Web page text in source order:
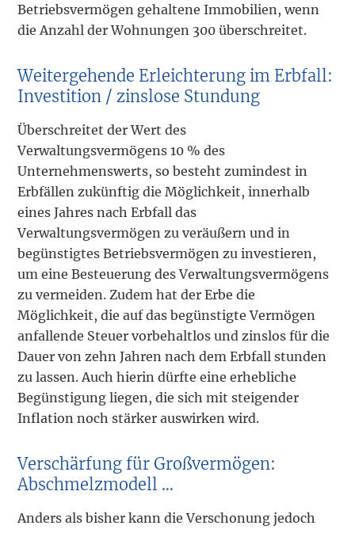
Betriebsvermögen gehaltene Immobilien, wenn
die Anzahl der Wohnungen 300 überschreitet.
Weitergehende Erleichterung im Erbfall:
Investition / zinslose Stundung
Überschreitet der Wert des
Verwaltungsvermögens 10 % des
Unternehmenswerts, so besteht zumindest in
Erbfällen zukünftig die Möglichkeit, innerhalb
eines Jahres nach Erbfall das
Verwaltungsvermögen zu veräußern und in
begünstigtes Betriebsvermögen zu investieren,
um eine Besteuerung des Verwaltungsvermögens
zu vermeiden. Zudem hat der Erbe die
Möglichkeit, die auf das begünstigte Vermögen
anfallende Steuer vorbehaltlos und zinslos für die
Dauer von zehn Jahren nach dem Erbfall stunden
zu lassen. Auch hierin dürfte eine erhebliche
Begünstigung liegen, die sich mit steigender
Inflation noch stärker auswirken wird.
Verschärfung für Großvermögen:
Abschmelzmodell …
Anders als bisher kann die Verschonung jedoch